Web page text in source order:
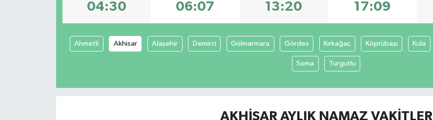
04:30 06:07 13:20 17:09
Ahmetli Akhisar Alaşehir Demirci Gölmarmara Gördes Kırkağaç Köprübaşı Kula
Soma Turgutlu
AKHISAR AYLIK NAMAZ VAKITLERI